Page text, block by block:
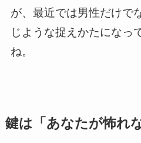
が、最近では男性だけで
じような捉えかたになっ
ね。
鍵は「あなたが怖れ